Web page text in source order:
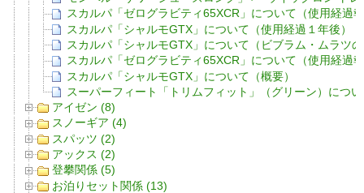
スカルパ「ゼログラビティ65XCR」について（使用経過
スカルパ「シャルモGTX」について（使用経過１年後）
スカルパ「シャルモGTX」について（ビブラム・ムラツ
スカルパ「ゼログラビティ65XCR」について（使用経過
スカルパ「シャルモGTX」について（概要）
スーパーフィート「トリムフィット」（グリーン）につ
アイゼン (8)
スノーギア (4)
スパッツ (2)
アックス (2)
登攀関係 (5)
お泊りセット関係 (13)